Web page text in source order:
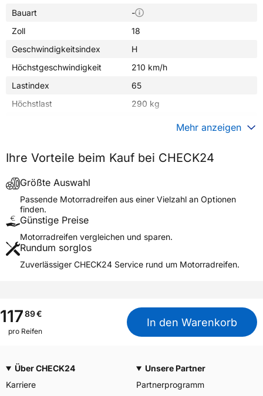
Bauart
-
Zoll
18
Geschwindigkeitsindex
H
Höchstgeschwindigkeit
210 km/h
Lastindex
65
Höchstlast
290 kg
Fahrzeugtyp
Motorrad
Verwendung
Modellname
CONTIGO!
Reifenposition
Motorradtyp
Street
Weitere Eigenschaften
M+S
Nein
Motorrad Kennzeichnung
M/C
Allgemeine Produktsicherheit (GPSR)
Continental Reifen
Mehr anzeigen
Ihre Vorteile beim Kauf bei CHECK24
Größte Auswahl
Passende Motorradreifen aus einer Vielzahl an Optionen
finden.
Günstige Preise
Motorradreifen vergleichen und sparen.
Rundum sorglos
Zuverlässiger CHECK24 Service rund um Motorradreifen.
11789€
pro Reifen
In den Warenkorb
Über CHECK24
Karriere
Unsere Partner
Partnerprogramm